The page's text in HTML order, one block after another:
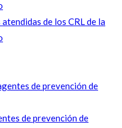
de los CRL de la
de prevención de